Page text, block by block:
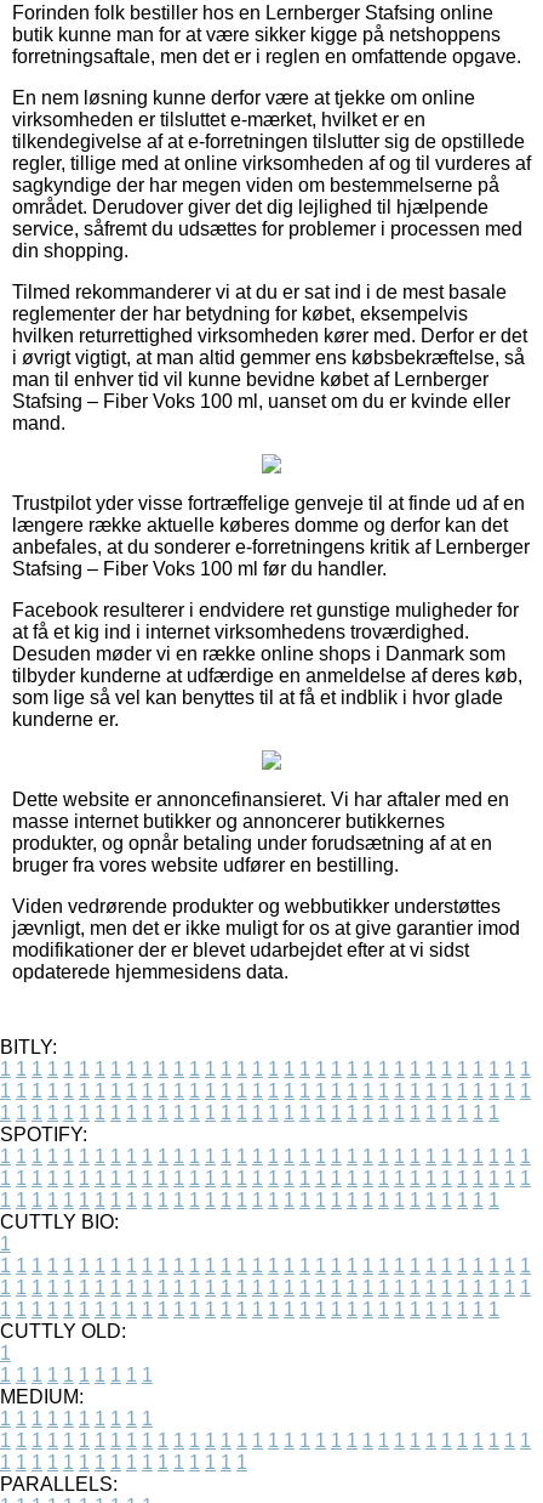
Forinden folk bestiller hos en Lernberger Stafsing online
butik kunne man for at være sikker kigge på netshoppens
forretningsaftale, men det er i reglen en omfattende opgave.
En nem løsning kunne derfor være at tjekke om online
virksomheden er tilsluttet e-mærket, hvilket er en
tilkendegivelse af at e-forretningen tilslutter sig de opstillede
regler, tillige med at online virksomheden af og til vurderes af
sagkyndige der har megen viden om bestemmelserne på
området. Derudover giver det dig lejlighed til hjælpende
service, såfremt du udsættes for problemer i processen med
din shopping.
Tilmed rekommanderer vi at du er sat ind i de mest basale
reglementer der har betydning for købet, eksempelvis
hvilken returrettighed virksomheden kører med. Derfor er det
i øvrigt vigtigt, at man altid gemmer ens købsbekræftelse, så
man til enhver tid vil kunne bevidne købet af Lernberger
Stafsing – Fiber Voks 100 ml, uanset om du er kvinde eller
mand.
Trustpilot yder visse fortræffelige genveje til at finde ud af en
længere række aktuelle køberes domme og derfor kan det
anbefales, at du sonderer e-forretningens kritik af Lernberger
Stafsing – Fiber Voks 100 ml før du handler.
Facebook resulterer i endvidere ret gunstige muligheder for
at få et kig ind i internet virksomhedens troværdighed.
Desuden møder vi en række online shops i Danmark som
tilbyder kunderne at udfærdige en anmeldelse af deres køb,
som lige så vel kan benyttes til at få et indblik i hvor glade
kunderne er.
Dette website er annoncefinansieret. Vi har aftaler med en
masse internet butikker og annoncerer butikkernes
produkter, og opnår betaling under forudsætning af at en
bruger fra vores website udfører en bestilling.
Viden vedrørende produkter og webbutikker understøttes
jævnligt, men det er ikke muligt for os at give garantier imod
modifikationer der er blevet udarbejdet efter at vi sidst
opdaterede hjemmesidens data.
BITLY:
1 1 1 1 1 1 1 1 1 1 1 1 1 1 1 1 1 1 1 1 1 1 1 1 1 1 1 1 1 1 1 1 1 1
1 1 1 1 1 1 1 1 1 1 1 1 1 1 1 1 1 1 1 1 1 1 1 1 1 1 1 1 1 1 1 1 1 1
1 1 1 1 1 1 1 1 1 1 1 1 1 1 1 1 1 1 1 1 1 1 1 1 1 1 1 1 1 1 1 1
SPOTIFY:
1 1 1 1 1 1 1 1 1 1 1 1 1 1 1 1 1 1 1 1 1 1 1 1 1 1 1 1 1 1 1 1 1 1
1 1 1 1 1 1 1 1 1 1 1 1 1 1 1 1 1 1 1 1 1 1 1 1 1 1 1 1 1 1 1 1 1 1
1 1 1 1 1 1 1 1 1 1 1 1 1 1 1 1 1 1 1 1 1 1 1 1 1 1 1 1 1 1 1 1
CUTTLY BIO:
1
1 1 1 1 1 1 1 1 1 1 1 1 1 1 1 1 1 1 1 1 1 1 1 1 1 1 1 1 1 1 1 1 1 1
1 1 1 1 1 1 1 1 1 1 1 1 1 1 1 1 1 1 1 1 1 1 1 1 1 1 1 1 1 1 1 1 1 1
1 1 1 1 1 1 1 1 1 1 1 1 1 1 1 1 1 1 1 1 1 1 1 1 1 1 1 1 1 1 1 1
CUTTLY OLD:
1
1 1 1 1 1 1 1 1 1 1
MEDIUM:
1 1 1 1 1 1 1 1 1 1
1 1 1 1 1 1 1 1 1 1 1 1 1 1 1 1 1 1 1 1 1 1 1 1 1 1 1 1 1 1 1 1 1 1
1 1 1 1 1 1 1 1 1 1 1 1 1 1 1 1
PARALLELS: